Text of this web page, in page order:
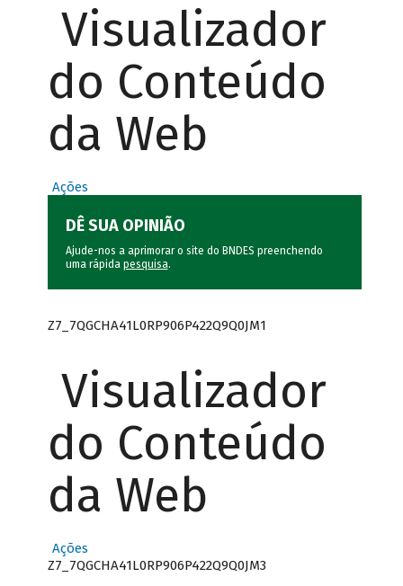
Visualizador
do Conteúdo
da Web
Ações
DÊ SUA OPINIÃO
Ajude-nos a aprimorar o site do BNDES preenchendo
uma rápida pesquisa.
Z7_7QGCHA41L0RP906P422Q9Q0JM1
Visualizador
do Conteúdo
da Web
Ações
Z7_7QGCHA41L0RP906P422Q9Q0JM3